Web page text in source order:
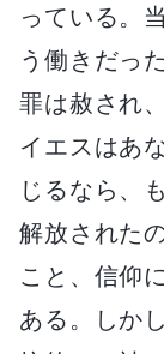
っている。
う働きだっ
罪は赦され
イエスはあ
じるなら、
解放された
こと、信仰
ある。しか